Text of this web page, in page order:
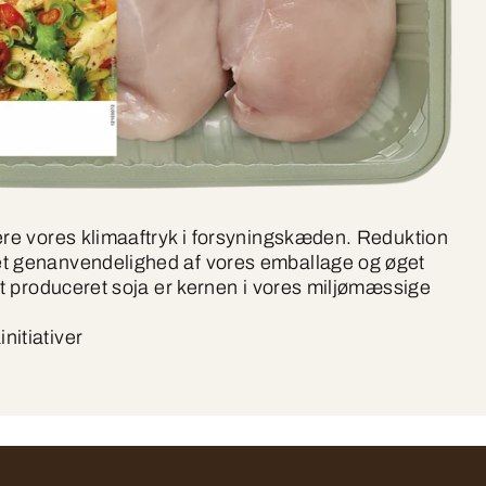
vores klimaaftryk i forsyningskæden. Reduktion
genanvendelighed af vores emballage og øget
produceret soja er kernen i vores miljømæssige